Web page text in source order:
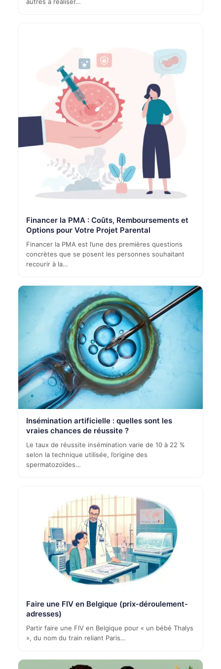
Financer la PMA : Coûts, Remboursements et
Options pour Votre Projet Parental
Financer la PMA est l’une des premières questions
concrètes que se posent les personnes souhaitant
recourir à la…
Insémination artificielle : quelles sont les
vraies chances de réussite ?
Le taux de réussite insémination varie de 10 à 22 %
selon la technique utilisée, l’origine des
spermatozoïdes…
Faire une FIV en Belgique (prix-déroulement-
adresses)
Partir faire une FIV en Belgique pour « un bébé Thalys
», du nom du train reliant Paris…